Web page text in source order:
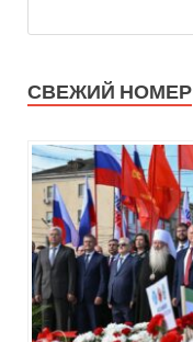
СВЕЖИЙ НОМЕР